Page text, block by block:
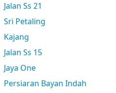
Jalan Ss 21
Sri Petaling
Kajang
Jalan Ss 15
Jaya One
Persiaran Bayan Indah